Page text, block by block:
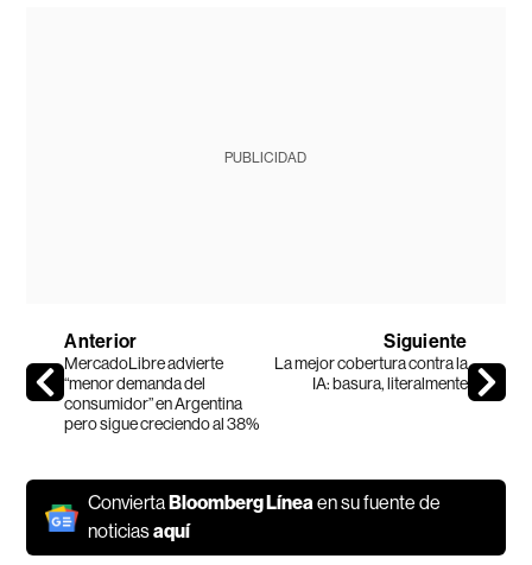
PUBLICIDAD
Anterior
MercadoLibre advierte
“menor demanda del
consumidor” en Argentina
pero sigue creciendo al 38%
Siguiente
La mejor cobertura contra la
IA: basura, literalmente
Convierta Bloomberg Líneaen su fuente de
noticiasaquí